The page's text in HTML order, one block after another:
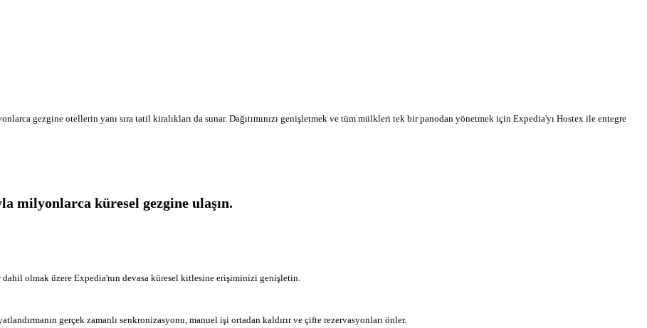
gezgine otellerin yanı sıra tatil kiralıkları da sunar. Dağıtımınızı genişletmek ve tüm mülkleri tek bir panodan yönetmek için Expedia'yı Hostex ile entegre
milyonlarca küresel gezgine ulaşın.
olmak üzere Expedia'nın devasa küresel kitlesine erişiminizi genişletin.
gerçek zamanlı senkronizasyonu, manuel işi ortadan kaldırır ve çifte rezervasyonları önler.